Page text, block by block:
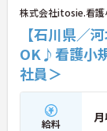
株式会社itosie.看護
【石川県／
OK♪看護小
社員＞
給料